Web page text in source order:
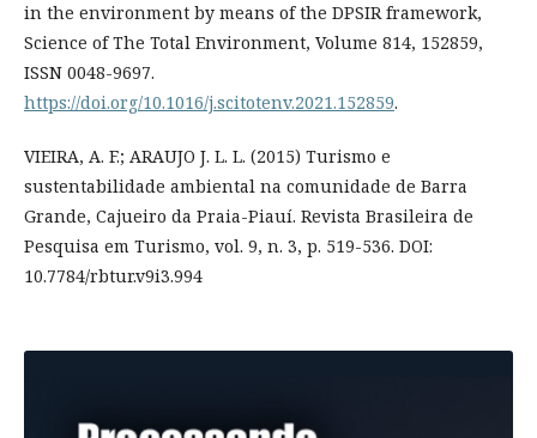
in the environment by means of the DPSIR framework,
Science of The Total Environment, Volume 814, 152859,
ISSN 0048-9697.
https://doi.org/10.1016/j.scitotenv.2021.152859.
VIEIRA, A. F.; ARAUJO J. L. L. (2015) Turismo e
sustentabilidade ambiental na comunidade de Barra
Grande, Cajueiro da Praia-Piauí. Revista Brasileira de
Pesquisa em Turismo, vol. 9, n. 3, p. 519-536. DOI:
10.7784/rbtur.v9i3.994